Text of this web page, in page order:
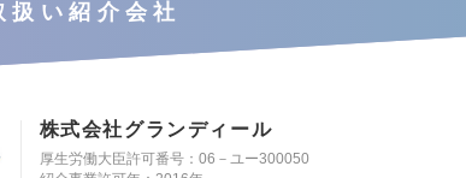
扱い紹介会社
株式会社グランディール
厚生労働大臣許可番号：06－ユー300050